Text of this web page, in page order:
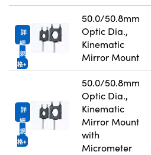
詳
細
規
格
50.0/50.8mm
Optic Dia.,
Kinematic
Mirror Mount
詳
細
規
格
50.0/50.8mm
Optic Dia.,
Kinematic
Mirror Mount
with
Micrometer